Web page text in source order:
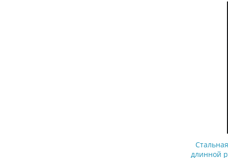
длинной